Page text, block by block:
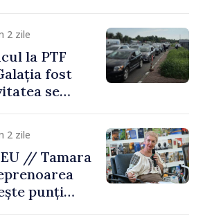
decizia
2 zile
la PTF
fost
se
2 zile
// Tamara
punți